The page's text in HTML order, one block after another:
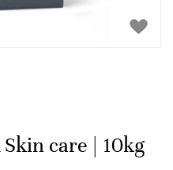
care | 10kg